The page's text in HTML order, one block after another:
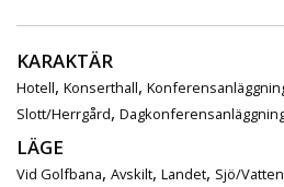
KARAKTÄR
Hotell, Konserthall,
Slott/Herrgård,
LÄGE
Vid Golfbana, Avskilt, Landet, Sjö/